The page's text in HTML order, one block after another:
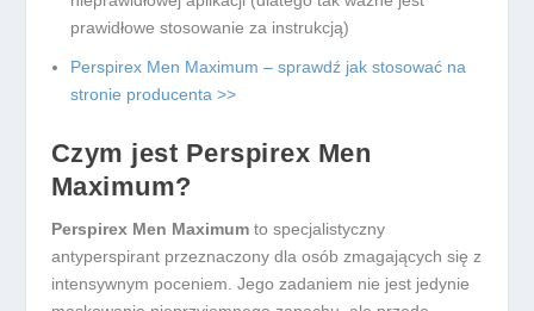
prawidłowe stosowanie za instrukcją)
Perspirex Men Maximum – sprawdź jak stosować na
stronie producenta >>
Czym jest Perspirex Men
Maximum?
Perspirex Men Maximumto specjalistyczny
antyperspirant przeznaczony dla osób zmagających się z
intensywnym poceniem. Jego zadaniem nie jest jedynie